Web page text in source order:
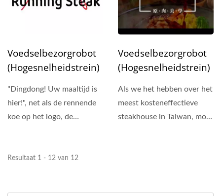
Voedselbezorgrobot
(Hogesnelheidstrein)
"Dingdong! Uw maaltijd is
hier!", net als de rennende
koe op het logo, de
Voedselbezorgrobot
(Hogesnelheidstrein)
Als we het hebben over het
meest kosteneffectieve
steakhouse in Taiwan, moet
Resultaat 1 - 12 van 12